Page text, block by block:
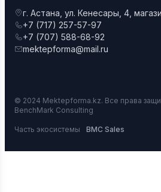
г. Астана, ул. Кенесары, 4,
+7 (717) 257-57-97
+7 (707) 588-68-92
mektepforma@mail.ru
© 2024 Mektepforma.kz. Все права
BenchMark Consulting
Часть экосистемы BMC Sales